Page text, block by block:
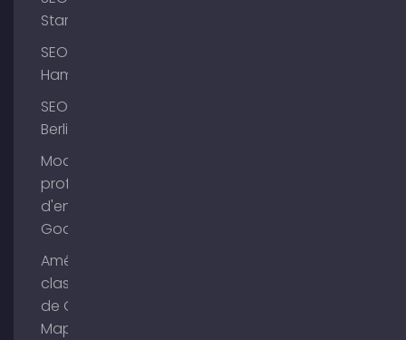
Starnberg
SEO
Hambourg
SEO
Berlin
Modifier le
profil
d'entreprise
Google
Améliorer le
classement
de Google
Maps